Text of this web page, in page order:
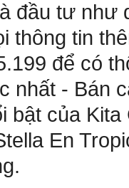
đầu tư như
thông tin
để có
nhất - Bán
bật của
En
.